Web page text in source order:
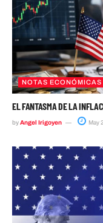
NOTAS ECONÓMICAS
EL FANTASMA DE LA
byAngel Irigoyen May